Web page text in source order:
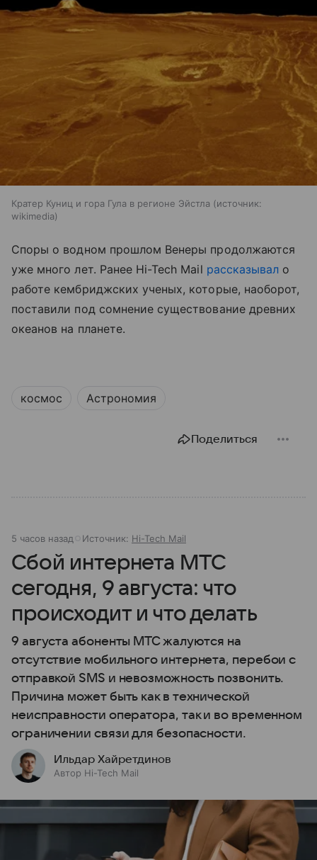
Кратер Куниц и гора Гула в регионе Эйстла
источник:
wikimedia
Споры о водном прошлом Венеры продолжаются
уже много лет. Ранее Hi-Tech Mail рассказывал о
работе кембриджских ученых, которые, наоборот,
поставили под сомнение существование древних
океанов на планете.
космос Астрономия
Поделиться
5 часов назад Источник: Hi-Tech Mail
Сбой интернета МТС
сегодня, 9 августа: что
происходит и что делать
9 августа абоненты МТС жалуются на
отсутствие мобильного интернета, перебои с
отправкой SMS и невозможность позвонить.
Причина может быть как в технической
неисправности оператора, так и во временном
ограничении связи для безопасности.
Ильдар Хайретдинов
Автор Hi-Tech Mail